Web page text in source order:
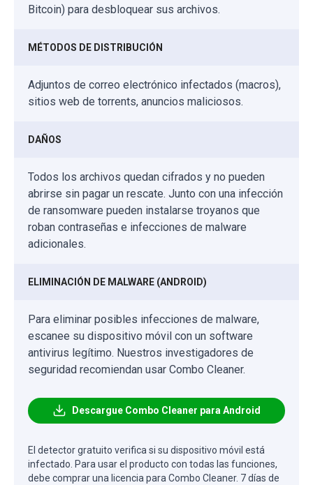
Bitcoin) para desbloquear sus archivos.
MÉTODOS DE DISTRIBUCIÓN
Adjuntos de correo electrónico infectados (macros),
sitios web de torrents, anuncios maliciosos.
DAÑOS
Todos los archivos quedan cifrados y no pueden
abrirse sin pagar un rescate. Junto con una infección
de ransomware pueden instalarse troyanos que
roban contraseñas e infecciones de malware
adicionales.
ELIMINACIÓN DE MALWARE (ANDROID)
Para eliminar posibles infecciones de malware,
escanee su dispositivo móvil con un software
antivirus legítimo. Nuestros investigadores de
seguridad recomiendan usar Combo Cleaner.
Descargue Combo Cleaner para Android
El detector gratuito verifica si su dispositivo móvil está
infectado. Para usar el producto con todas las funciones,
debe comprar una licencia para Combo Cleaner. 7 días de